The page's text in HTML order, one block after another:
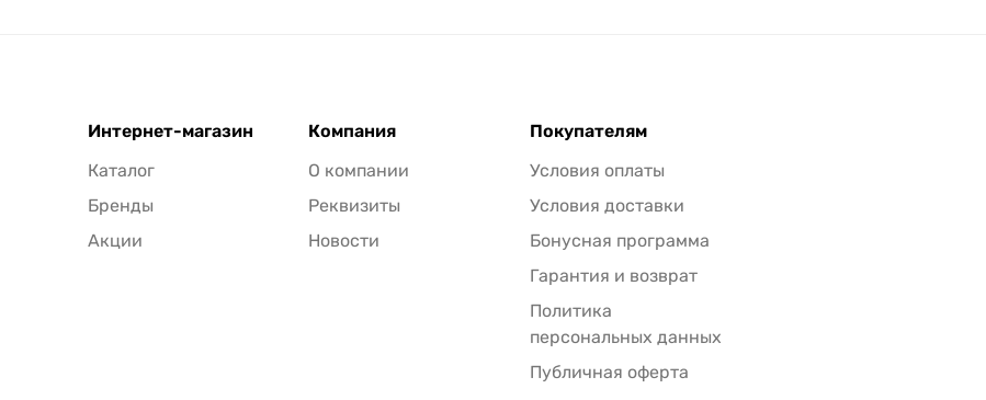
Интернет-магазин
Каталог
Бренды
Акции
Компания
О компании
Реквизиты
Новости
Покупателям
Условия оплаты
Условия доставки
Бонусная программа
Гарантия и возврат
Политика
персональных данных
Публичная оферта